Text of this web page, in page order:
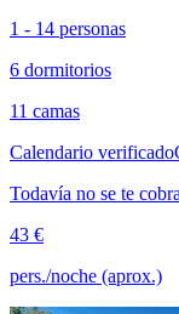
1 - 14 personas
6 dormitorios
11 camas
Calendario verificado
Todavía no se te
43 €
pers./noche (aprox.)